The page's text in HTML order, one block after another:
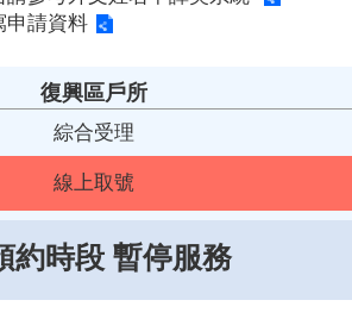
申請資料
復興區戶所
綜合受理
約時段 暫停服務